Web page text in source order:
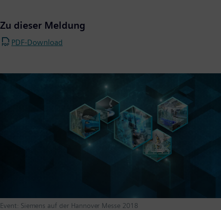
Zu dieser Meldung
PDF-Download
Event: Siemens auf der Hannover Messe 2018